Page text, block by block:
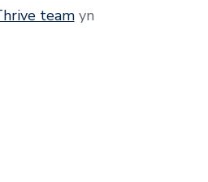
teamyn